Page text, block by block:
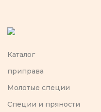
Каталог
приправа
Молотые специи
Специи и пряности